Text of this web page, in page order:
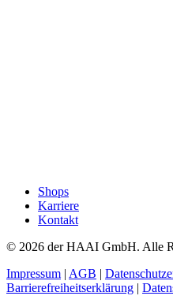
Shops
Karriere
Kontakt
© 2026 der HAAI GmbH. Alle
Impressum | AGB |
Barrierefreiheitserklärung |